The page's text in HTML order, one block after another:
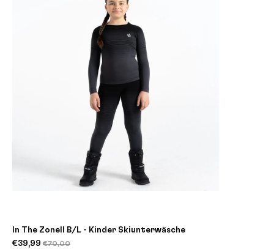
In The ZoneII B/L - Kinder Skiunterwäsche
€39,99 €70,00